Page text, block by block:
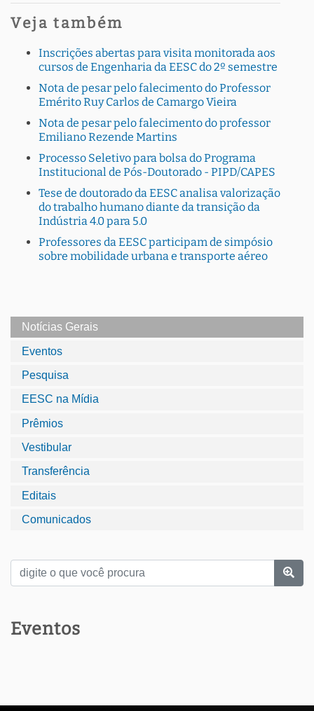
Veja também
Inscrições abertas para visita monitorada aos
cursos de Engenharia da EESC do 2º semestre
Nota de pesar pelo falecimento do Professor
Emérito Ruy Carlos de Camargo Vieira
Nota de pesar pelo falecimento do professor
Emiliano Rezende Martins
Processo Seletivo para bolsa do Programa
Institucional de Pós-Doutorado - PIPD/CAPES
Tese de doutorado da EESC analisa valorização
do trabalho humano diante da transição da
Indústria 4.0 para 5.0
Professores da EESC participam de simpósio
sobre mobilidade urbana e transporte aéreo
Notícias Gerais
Eventos
Pesquisa
EESC na Mídia
Prêmios
Vestibular
Transferência
Editais
Comunicados
Eventos